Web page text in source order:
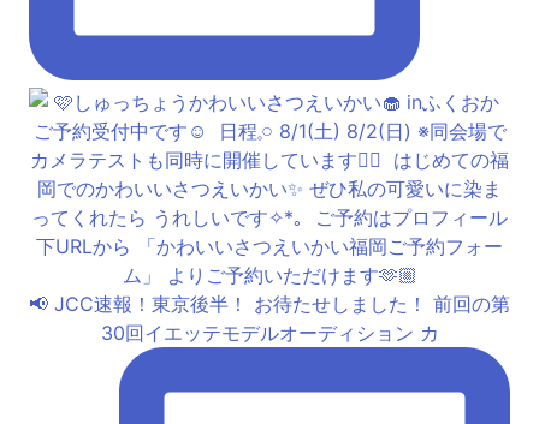
📢 JCC速報！東京後半！ お待たせしました！ 前回の第
30回イエッテモデルオーディション カ